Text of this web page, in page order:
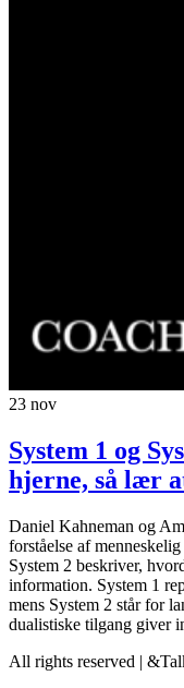
23 nov
System 1 og
hjerne, så lær
Daniel Kahneman og
forståelse af
System 2 beskriver,
information. System 1
mens System 2 står for
dualistiske tilgang giver
All rights reserved |